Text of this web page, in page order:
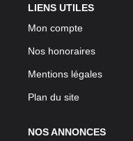
LIENS UTILES
Mon compte
Nos honoraires
Mentions légales
Plan du site
NOS ANNONCES